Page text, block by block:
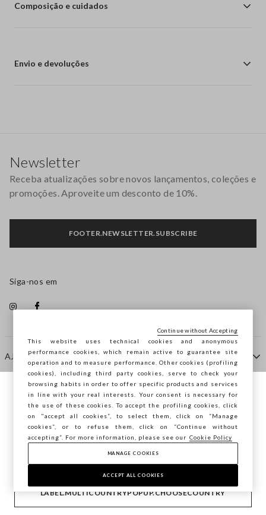
Composição e cuidados
Envio e devoluções
AJUDA
EMPRESA
CONTACTE-NOS
Newsletter
Receba atualizações sobre novos lançamentos, coleções e
promoções. Aproveite um desconto de 10%.
FOOTER.NEWSLETTER.SUBSCRIBE
Siga-nos em
Copyright © Ovs S.p.A. -
Está a navegar na STEFANEL Portugal,
deseja guardar a sua localização?
CONFIRMAR
LABEL.MULTICOUNTRYPOPUP.CHOOSECOUNTRY
footer.item.country Portugal
This website uses technical cookies and anonymous
performance cookies, which remain active to guarantee site
operation and to measure performance. Other cookies (profiling
cookies), including third party cookies, serve to check your
browsing habits in order to offer specific products and services
in line with your real interests. Your consent is necessary for
the use of these cookies. To accept the profiling cookies, click
on "accept all cookies”, to select them, click on “Manage
cookies”, or to refuse them, click on “Continue without
accepting”. For more information, please see our Cookie Policy
MANAGE COOKIES
ACCEPT ALL COOKIES
Continue without Accepting